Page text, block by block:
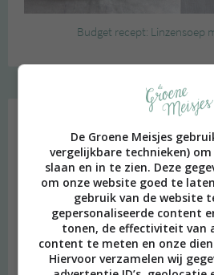
Budget recept: Linzensoep
De Groene Meisjes
vergelijkbare technieken)
slaan en in te zien. Deze
om onze website goed te
gebruik van de website
gepersonaliseerde content
tonen, de effectiviteit van
content te meten en onze
Hiervoor verzamelen wij